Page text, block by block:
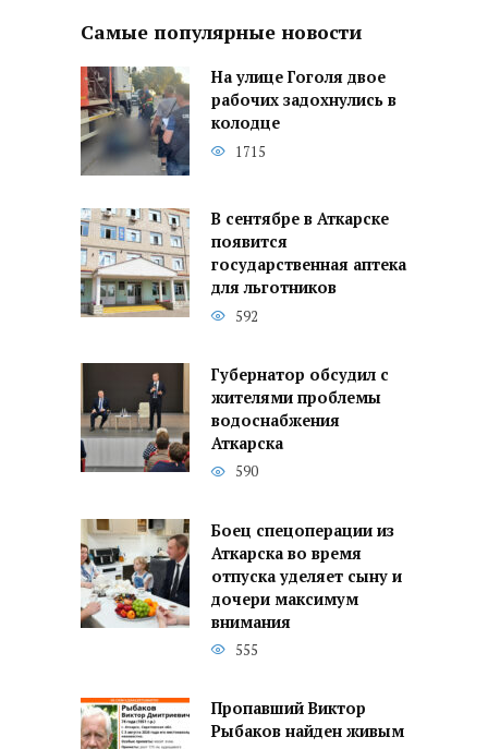
Самые популярные новости
На улице Гоголя двое
рабочих задохнулись в
колодце
1715
В сентябре в Аткарске
появится
государственная аптека
для льготников
592
Губернатор обсудил с
жителями проблемы
водоснабжения
Аткарска
590
Боец спецоперации из
Аткарска во время
отпуска уделяет сыну и
дочери максимум
внимания
555
Пропавший Виктор
Рыбаков найден живым